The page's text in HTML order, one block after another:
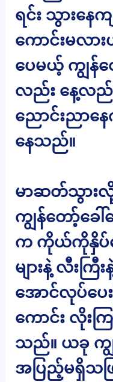
ရင်း သွားနေ
ကောင်းမလား
ပေမယ့် ကျွန်တ
လည်း နေ့လ
ညောင်းညာနေ
နေသည်။
မာဆတ်သွား
ကျွန်တော့်ခေ
က ကိုယ်ကိုနှိပ်
များနဲ့ လီးက
အောင်လုပ်ပေ
ကောင်း လိုးက
သည်။ ယခု က
အပြည့်မရှိသဖ